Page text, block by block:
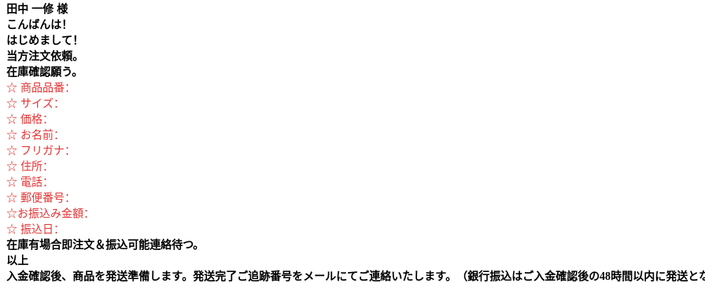
田中 一修 様
こんばんは！
はじめまして！
当方注文依頼。
在庫確認願う。
☆ 商品品番：
☆ サイズ：
☆ 価格：
☆ お名前：
☆ フリガナ：
☆ 住所：
☆ 電話：
☆ 郵便番号：
☆お振込み金額：
☆ 振込日：
在庫有場合即注文＆振込可能連絡待つ。
以上
入金確認後、商品を発送準備します。発送完了ご追跡番号をメールにてご連絡いたします。（銀行振込はご入金確認後の48時間以内に発送と